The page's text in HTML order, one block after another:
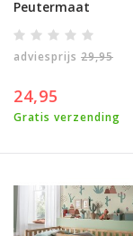
Peutermaat
adviesprijs 29,95
24,95
Gratis verzending